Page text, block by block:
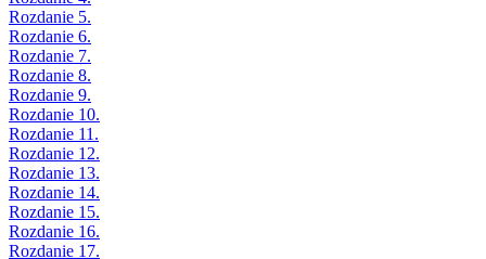
Rozdanie 5.
Rozdanie 6.
Rozdanie 7.
Rozdanie 8.
Rozdanie 9.
Rozdanie 10.
Rozdanie 11.
Rozdanie 12.
Rozdanie 13.
Rozdanie 14.
Rozdanie 15.
Rozdanie 16.
Rozdanie 17.